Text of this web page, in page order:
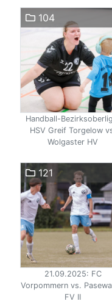
104
Handball-
HSV Greif Torgelow
Wolgaster HV
121
21.09.2025: FC
Vorpommern vs.
FV II